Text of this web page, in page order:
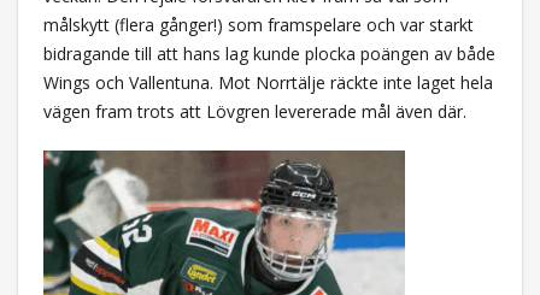
målskytt (flera gånger!) som framspelare och var starkt
bidragande till att hans lag kunde plocka poängen av både
Wings och Vallentuna. Mot Norrtälje räckte inte laget hela
vägen fram trots att Lövgren levererade mål även där.